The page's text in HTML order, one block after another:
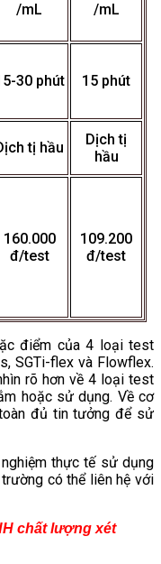
/mL
/mL
30 phút 15 phút
tị hầu
Dịch tị
hầu
160.000
đ/test
109.200
đ/test
điểm của 4 loại test
SGTi-flex và Flowflex.
rõ hơn về 4 loại test
hoặc sử dụng. Về cơ
đủ tin tưởng để sử
thực tế sử dụng
có thể liên hệ với
chất lượng xét